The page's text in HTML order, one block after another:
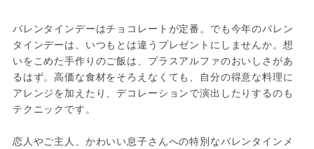
バレンタインデーはチョコレートが定番。でも今年のバレン
タインデーは、いつもとは違うプレゼントにしませんか。想
いをこめた手作りのご飯は、プラスアルファのおいしさがあ
るはず。高価な食材をそろえなくても、自分の得意な料理に
アレンジを加えたり、デコレーションで演出したりするのも
テクニックです。
恋人やご主人、かわいい息子さんへの特別なバレンタインメ